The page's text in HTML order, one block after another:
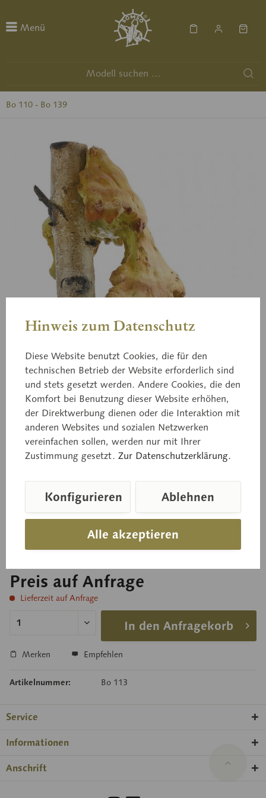
Menü
Bo 110 - Bo 139
Bo 113
Schwefelporling
Laetiporus sulphureus (BULL. ex FR.) MURR., Jung
Preis auf Anfrage
Lieferzeit auf Anfrage
In den Anfragekorb
Merken Empfehlen
Artikelnummer: Bo 113
Service
Informationen
Anschrift
Hinweis zum Datenschutz
Diese Website benutzt Cookies, die für den
technischen Betrieb der Website erforderlich sind
und stets gesetzt werden. Andere Cookies, die den
Komfort bei Benutzung dieser Website erhöhen,
der Direktwerbung dienen oder die Interaktion mit
anderen Websites und sozialen Netzwerken
vereinfachen sollen, werden nur mit Ihrer
Zustimmung gesetzt. Zur Datenschutzerklärung.
Alle akzeptieren
Konfigurieren Ablehnen